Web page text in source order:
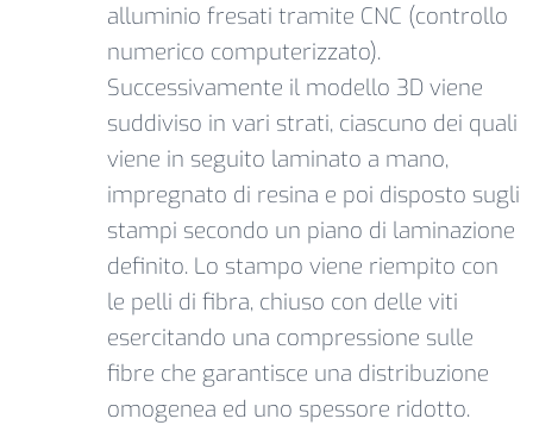
alluminio fresati tramite CNC (controllo
numerico computerizzato).
Successivamente il modello 3D viene
suddiviso in vari strati, ciascuno dei quali
viene in seguito laminato a mano,
impregnato di resina e poi disposto sugli
stampi secondo un piano di laminazione
definito. Lo stampo viene riempito con
le pelli di fibra, chiuso con delle viti
esercitando una compressione sulle
fibre che garantisce una distribuzione
omogenea ed uno spessore ridotto.